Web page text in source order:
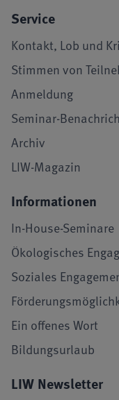
Service
Kontakt, Lob und
Stimmen von
Anmeldung
Seminar-
Archiv
LIW-Magazin
Informationen
In-House-Seminare
Ökologisches
Soziales
Ein offenes Wort
Bildungsurlaub
LIW Newsletter